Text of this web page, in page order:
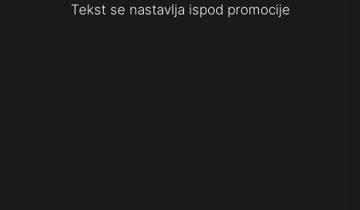
Tekst se nastavlja ispod promocije